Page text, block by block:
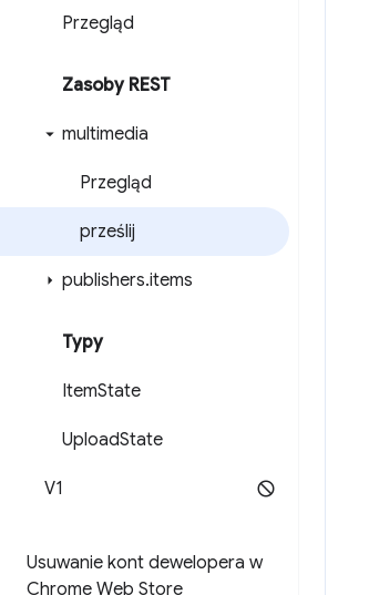
Przegląd
Zasoby REST
multimedia
Przegląd
prześlij
publishers.items
Typy
ItemState
UploadState
V1
Usuwanie kont dewelopera w
Chrome Web Store